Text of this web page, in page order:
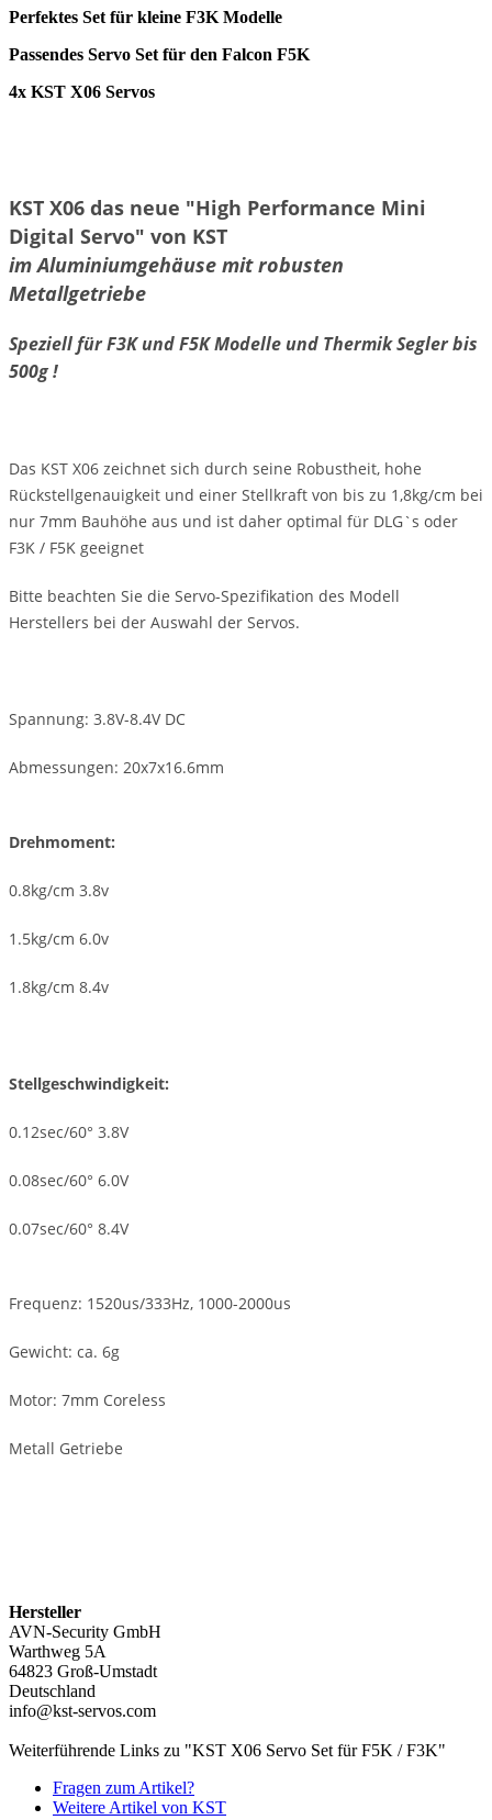
Perfektes Set für kleine F3K Modelle
Passendes Servo Set für den Falcon F5K
4x KST X06 Servos
KST X06 das neue "High Performance Mini
Digital Servo" von KST
im Aluminiumgehäuse mit robusten
Metallgetriebe
Speziell für F3K und F5K Modelle und Thermik Segler bis
500g !
Das KST X06 zeichnet sich durch seine Robustheit, hohe
Rückstellgenauigkeit und einer Stellkraft von bis zu 1,8kg/cm bei
nur 7mm Bauhöhe aus und ist daher optimal für DLG`s oder
F3K / F5K geeignet
Bitte beachten Sie die Servo-Spezifikation des Modell
Herstellers bei der Auswahl der Servos.
Spannung: 3.8V-8.4V DC
Abmessungen: 20x7x16.6mm
Drehmoment:
0.8kg/cm 3.8v
1.5kg/cm 6.0v
1.8kg/cm 8.4v
Stellgeschwindigkeit:
0.12sec/60° 3.8V
0.08sec/60° 6.0V
0.07sec/60° 8.4V
Frequenz: 1520us/333Hz, 1000-2000us
Gewicht: ca. 6g
Motor: 7mm Coreless
Metall Getriebe
Hersteller
AVN-Security GmbH
Warthweg 5A
64823 Groß-Umstadt
Deutschland
info@kst-servos.com
Weiterführende Links zu "KST X06 Servo Set für F5K / F3K"
Fragen zum Artikel?
Weitere Artikel von KST